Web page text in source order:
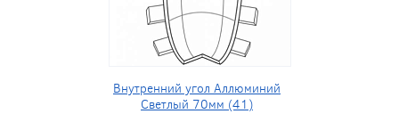
Внутренний угол Аллюминий
Светлый 70мм (41)